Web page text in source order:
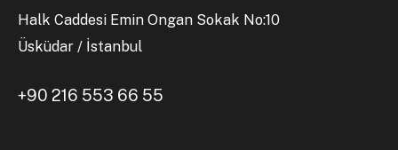
Halk Caddesi Emin Ongan Sokak No:10
Üsküdar / İstanbul
+90 216 553 66 55